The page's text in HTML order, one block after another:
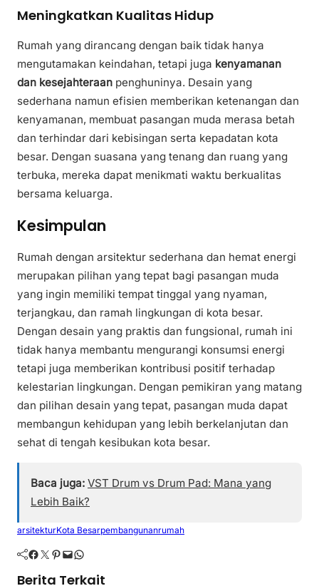
Meningkatkan Kualitas Hidup
Rumah yang dirancang dengan baik tidak hanya
mengutamakan keindahan, tetapi juga kenyamanan
dan kesejahteraan penghuninya. Desain yang
sederhana namun efisien memberikan ketenangan dan
kenyamanan, membuat pasangan muda merasa betah
dan terhindar dari kebisingan serta kepadatan kota
besar. Dengan suasana yang tenang dan ruang yang
terbuka, mereka dapat menikmati waktu berkualitas
bersama keluarga.
Kesimpulan
Rumah dengan arsitektur sederhana dan hemat energi
merupakan pilihan yang tepat bagi pasangan muda
yang ingin memiliki tempat tinggal yang nyaman,
terjangkau, dan ramah lingkungan di kota besar.
Dengan desain yang praktis dan fungsional, rumah ini
tidak hanya membantu mengurangi konsumsi energi
tetapi juga memberikan kontribusi positif terhadap
kelestarian lingkungan. Dengan pemikiran yang matang
dan pilihan desain yang tepat, pasangan muda dapat
membangun kehidupan yang lebih berkelanjutan dan
sehat di tengah kesibukan kota besar.
Baca juga: VST Drum vs Drum Pad: Mana yang
Lebih Baik?
arsitekturKota Besarpembangunanrumah
Facebook Twitter Pinterest Mail WhatsApp
Berita Terkait